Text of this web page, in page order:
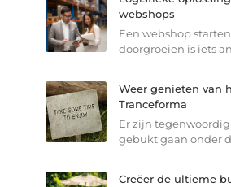
webshops
Een webshop
doorgroeien is iets
Weer genieten van
Tranceforma
Er zijn
gebukt gaan onder
Creëer de ultieme